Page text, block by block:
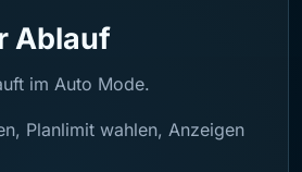
Ablauf
im Auto Mode.
Planlimit wahlen, Anzeigen